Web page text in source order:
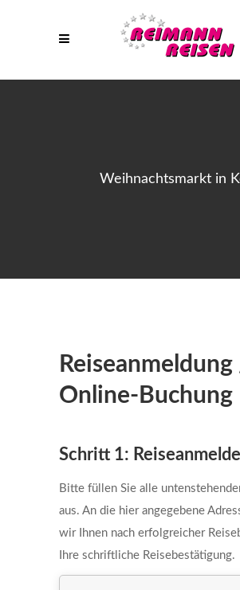
Weihnachtsmarkt in
Reiseanmeldung
Online-Buchung
Email
Schritt 1:
Bitte füllen Sie alle
aus. An die hier angegebene
wir Ihnen nach erfolgreicher
Ihre schriftliche Reisebestätigung.